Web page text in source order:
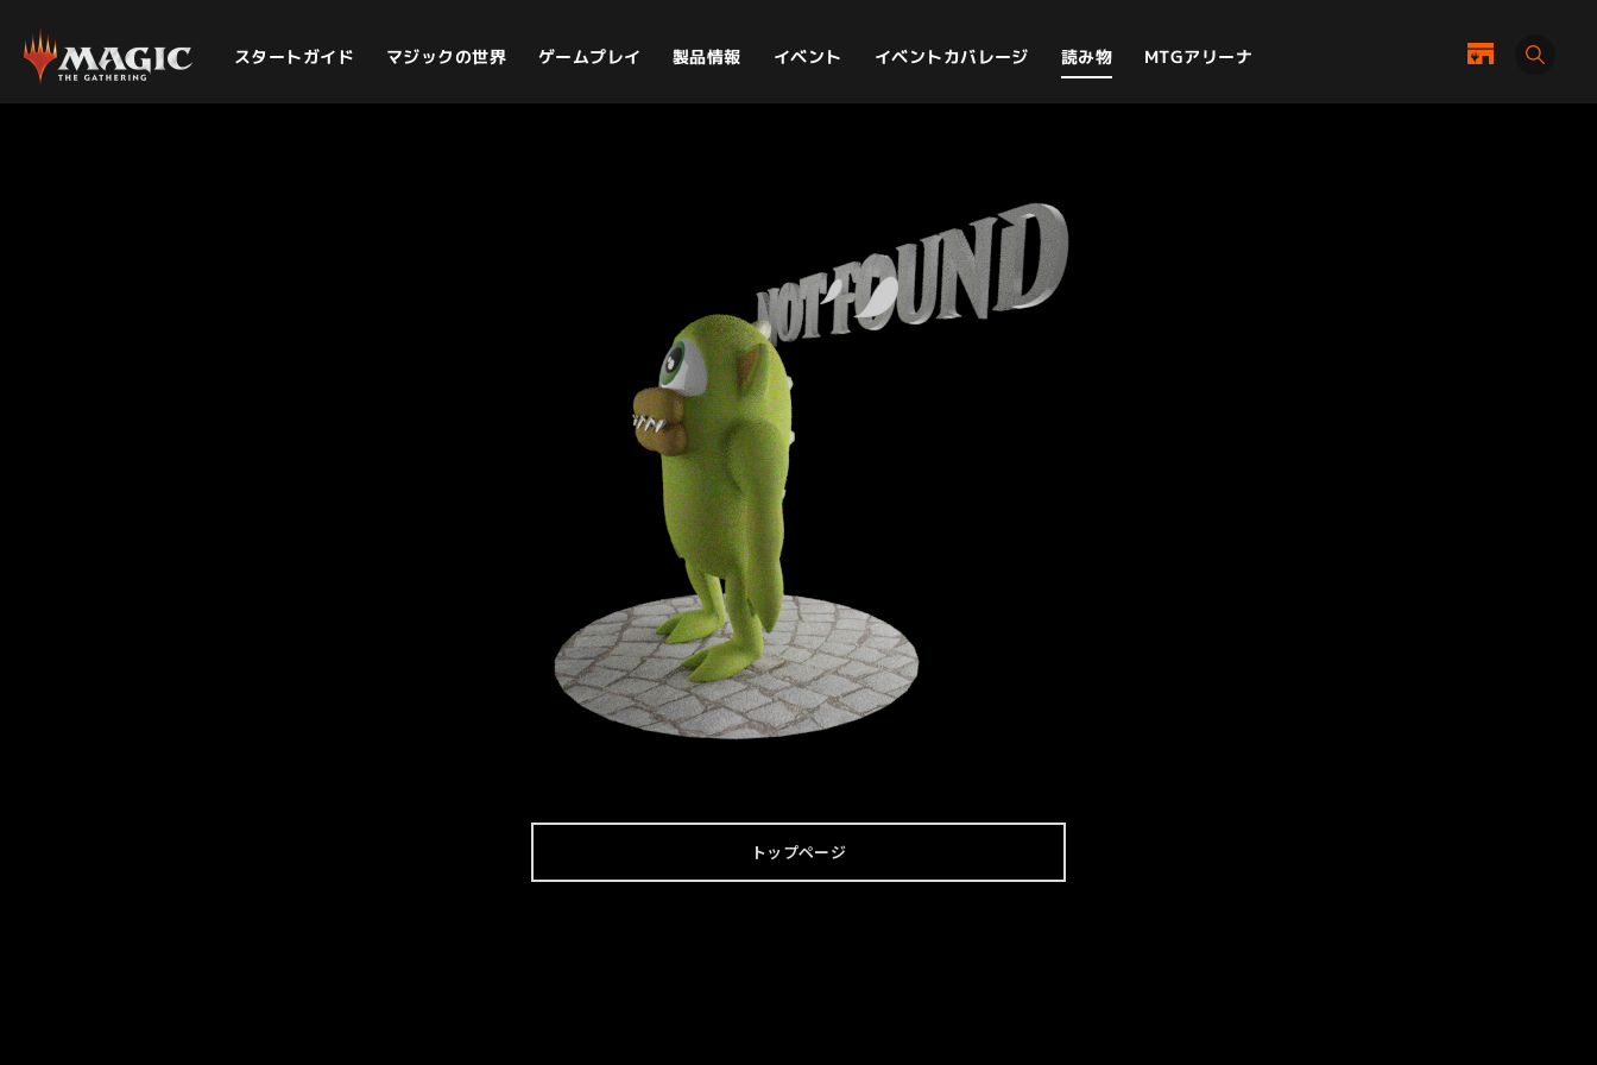
スタートガイド マジックの世界 ゲームプレイ 製品情報 イベント イベントカバレージ 読み物 MTGアリーナ
トップページ